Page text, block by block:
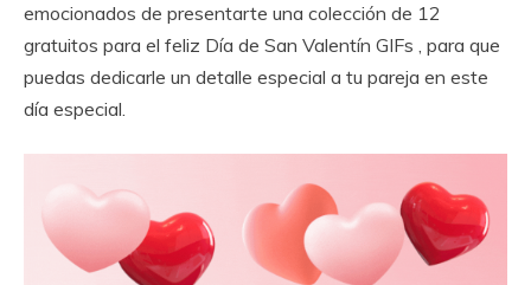
emocionados de presentarte una colección de 12
gratuitos para el feliz Día de San Valentín GIFs , para que
puedas dedicarle un detalle especial a tu pareja en este
día especial.